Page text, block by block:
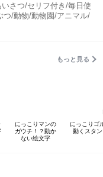
さつ/セリフ付き/毎日使
つ/動物/動物園/アニマル/
もっと見る
にっこりマンの
ガウチ！？動か
ない絵文字
にっこりゴ
動くスタ